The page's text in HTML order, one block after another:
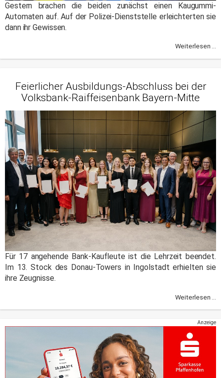
Gestern brachen die beiden zunächst einen Kaugummi-
Automaten auf. Auf der Polizei-Dienststelle erleichterten sie
dann ihr Gewissen.
Weiterlesen ...
Feierlicher Ausbildungs-Abschluss bei der
Volksbank-Raiffeisenbank Bayern-Mitte
Für 17 angehende Bank-Kaufleute ist die Lehrzeit beendet.
Im 13. Stock des Donau-Towers in Ingolstadt erhielten sie
ihre Zeugnisse.
Weiterlesen ...
Anzeige